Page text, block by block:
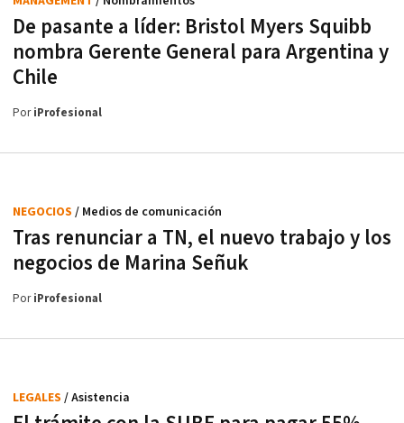
De pasante a líder: Bristol Myers Squibb
nombra Gerente General para Argentina y
Chile
PoriProfesional
Tras renunciar a TN, el nuevo trabajo y los
negocios de Marina Señuk
NEGOCIOS / Medios de comunicación
PoriProfesional
LEGALES / Asistencia